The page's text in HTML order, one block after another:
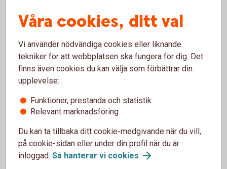
Skaffa fastighetslån i
Swedbank Hypotek
Ansök
online
Våra cookies, ditt val
Vi använder nödvändiga cookies eller liknande
tekniker för att webbplatsen ska fungera för dig. Det
finns även cookies du kan välja som förbättrar din
upplevelse:
Funktioner, prestanda och statistik
Relevant marknadsföring
Du kan ta tillbaka ditt cookie-medgivande när du vill,
på cookie-sidan eller under din profil när du är
inloggad. Så hanterar vi cookies .